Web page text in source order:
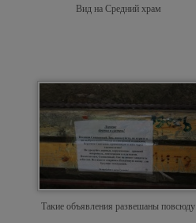
Вид на Средний храм
Такие объявления развешаны повсюду